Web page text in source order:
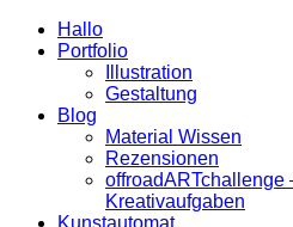
Hallo
Portfolio
Illustration
Gestaltung
Blog
Material Wissen
Rezensionen
offroadARTchallenge
Kreativaufgaben
Kunstautomat